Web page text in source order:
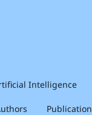
Intelligence
Publication